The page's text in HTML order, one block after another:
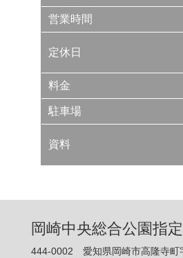
営業時間
定休日
料金
駐車場
資料
岡崎中央総合公園指
444-0002 愛知県岡崎市高隆寺